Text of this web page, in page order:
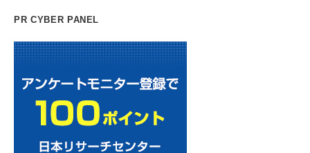
PR CYBER PANEL